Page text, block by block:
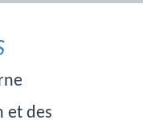
et des